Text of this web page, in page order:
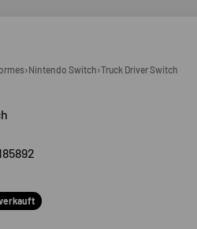
›Nintendo Switch›Truck Driver Switch